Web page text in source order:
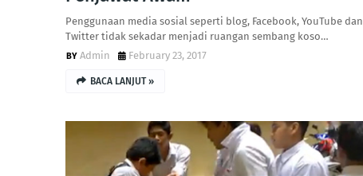
Penggunaan media sosial seperti blog, Facebook, YouTube dan
Twitter tidak sekadar menjadi ruangan sembang koso…
Admin
February 23, 2017
BACA LANJUT »